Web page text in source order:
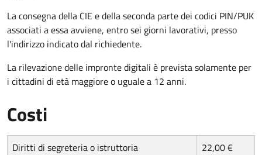
La consegna della CIE e della seconda parte dei codici PIN/PUK
associati a essa avviene, entro sei giorni lavorativi, presso
l'indirizzo indicato dal richiedente.
La rilevazione delle impronte digitali è prevista solamente per
i cittadini di età maggiore o uguale a 12 anni.
Costi
Diritti di segreteria o istruttoria
22,00 €